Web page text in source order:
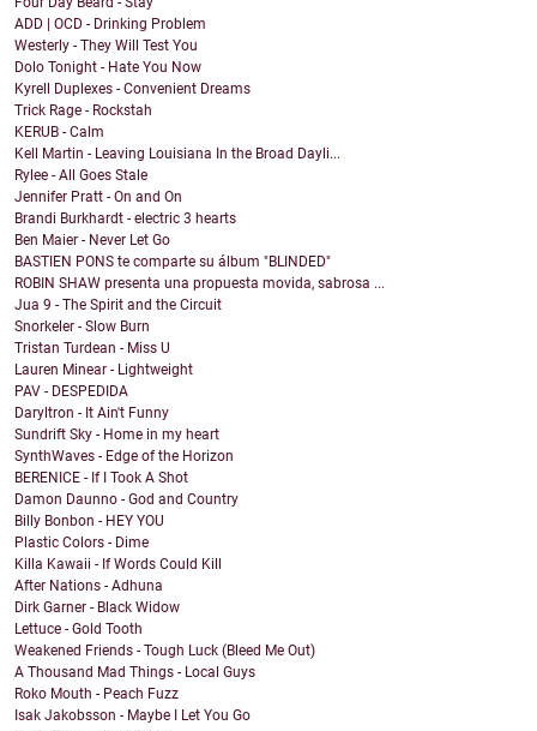
ADD | OCD - Drinking Problem
Westerly - They Will Test You
Dolo Tonight - Hate You Now
Kyrell Duplexes - Convenient Dreams
Trick Rage - Rockstah
KERUB - Calm
Kell Martin - Leaving Louisiana In the Broad Dayli...
Rylee - All Goes Stale
Jennifer Pratt - On and On
Brandi Burkhardt - electric 3 hearts
Ben Maier - Never Let Go
BASTIEN PONS te comparte su álbum "BLINDED"
ROBIN SHAW presenta una propuesta movida, sabrosa ...
Jua 9 - The Spirit and the Circuit
Snorkeler - Slow Burn
Tristan Turdean - Miss U
Lauren Minear - Lightweight
PAV - DESPEDIDA
Daryltron - It Ain't Funny
Sundrift Sky - Home in my heart
SynthWaves - Edge of the Horizon
BERENICE - If I Took A Shot
Damon Daunno - God and Country
Billy Bonbon - HEY YOU
Plastic Colors - Dime
Killa Kawaii - If Words Could Kill
After Nations - Adhuna
Dirk Garner - Black Widow
Lettuce - Gold Tooth
Weakened Friends - Tough Luck (Bleed Me Out)
A Thousand Mad Things - Local Guys
Roko Mouth - Peach Fuzz
Isak Jakobsson - Maybe I Let You Go